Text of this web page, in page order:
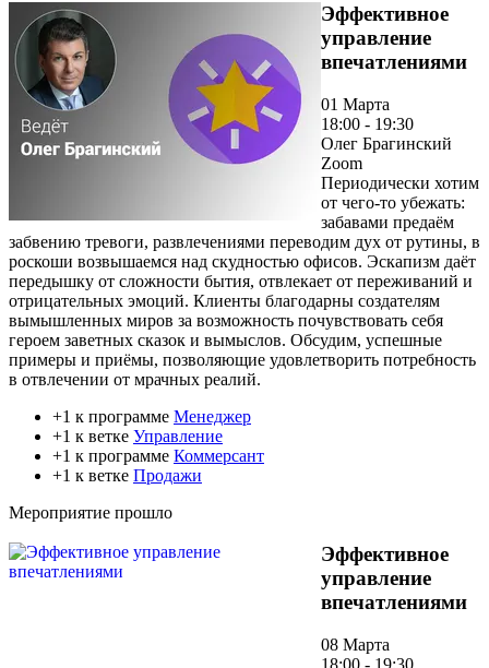
Эффективное
управление
впечатлениями
01 Марта
18:00 - 19:30
Олег Брагинский
Zoom
Периодически хотим
от чего-то убежать:
забавами предаём
забвению тревоги, развлечениями переводим дух от рутины, в
роскоши возвышаемся над скудностью офисов. Эскапизм даёт
передышку от сложности бытия, отвлекает от переживаний и
отрицательных эмоций. Клиенты благодарны создателям
вымышленных миров за возможность почувствовать себя
героем заветных сказок и вымыслов. Обсудим, успешные
примеры и приёмы, позволяющие удовлетворить потребность
в отвлечении от мрачных реалий.
+1 к программе Менеджер
+1 к ветке Управление
+1 к программе Коммерсант
+1 к ветке Продажи
Мероприятие прошло
Эффективное
управление
впечатлениями
08 Марта
18:00 - 19:30